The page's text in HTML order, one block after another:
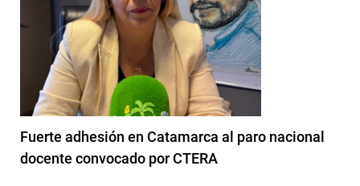
Fuerte adhesión en Catamarca al paro nacional
docente convocado por CTERA